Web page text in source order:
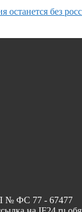
останется без
№ ФС 77 - 67477